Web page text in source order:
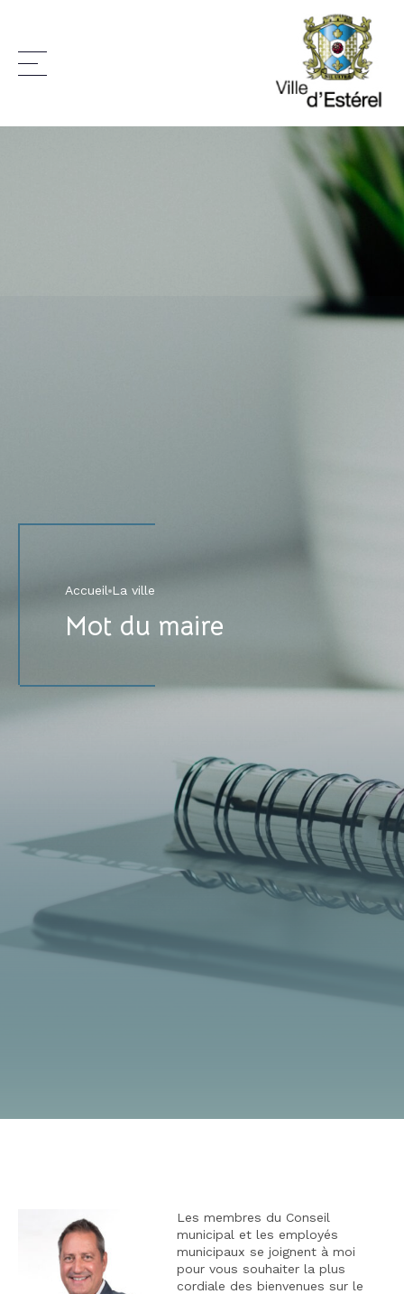
Accueil La ville
Mot du maire
Les membres du Conseil
municipal et les employés
municipaux se joignent à moi
pour vous souhaiter la plus
cordiale des bienvenues sur le